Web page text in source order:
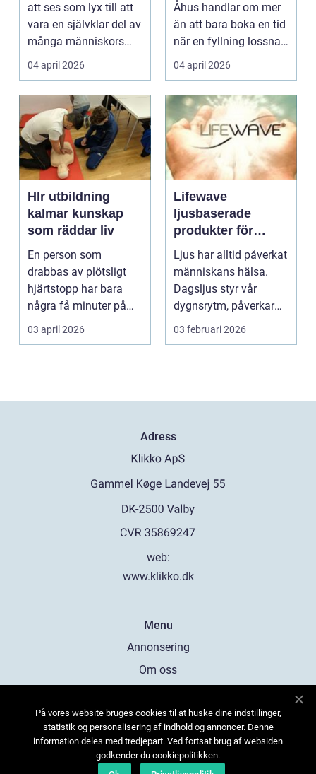
att ses som lyx till att
vara en självklar del av
många människors
friskvård. ...
04 april 2026
Åhus handlar om mer
än att bara boka en tid
när en fyllning lossnar
eller en ...
04 april 2026
Hlr utbildning
kalmar kunskap
som räddar liv
En person som
drabbas av plötsligt
hjärtstopp har bara
några få minuter på
sig. För varje minut
utan...
03 april 2026
Lifewave
ljusbaserade
produkter för
hälsa och
välbefinnande
Ljus har alltid påverkat
människans hälsa.
Dagsljus styr vår
dygnsrytm, påverkar
humör, sömn och ene...
03 februari 2026
Adress
web:
www.klikko.dk
Menu
Annonsering
Om oss
Kontakta oss
Sitemap
På vores website bruges cookies til at huske dine indstillinger,
statistik og personalisering af indhold og annoncer. Denne
information deles med tredjepart. Ved fortsat brug af websiden
godkender du cookiepolitikken.